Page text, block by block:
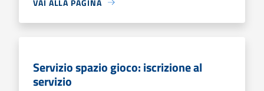
Servizio spazio gioco: iscrizione al
servizio